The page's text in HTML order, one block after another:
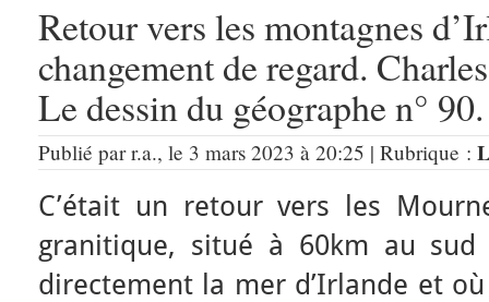
Retour vers les montagnes
changement de regard.
Le dessin du géographe n° 90.
Publié par r.a., le 3 mars 2023 à 20:25 | Rubrique :
C’était un retour vers les
granitique, situé à 60km au
directement la mer d’Irlande et